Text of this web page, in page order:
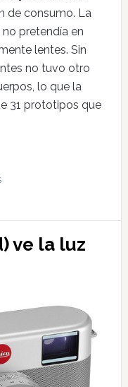
de consumo. La
no pretendía en
lentes. Sin
no tuvo otro
lo que la
31 prototipos que
ve la luz